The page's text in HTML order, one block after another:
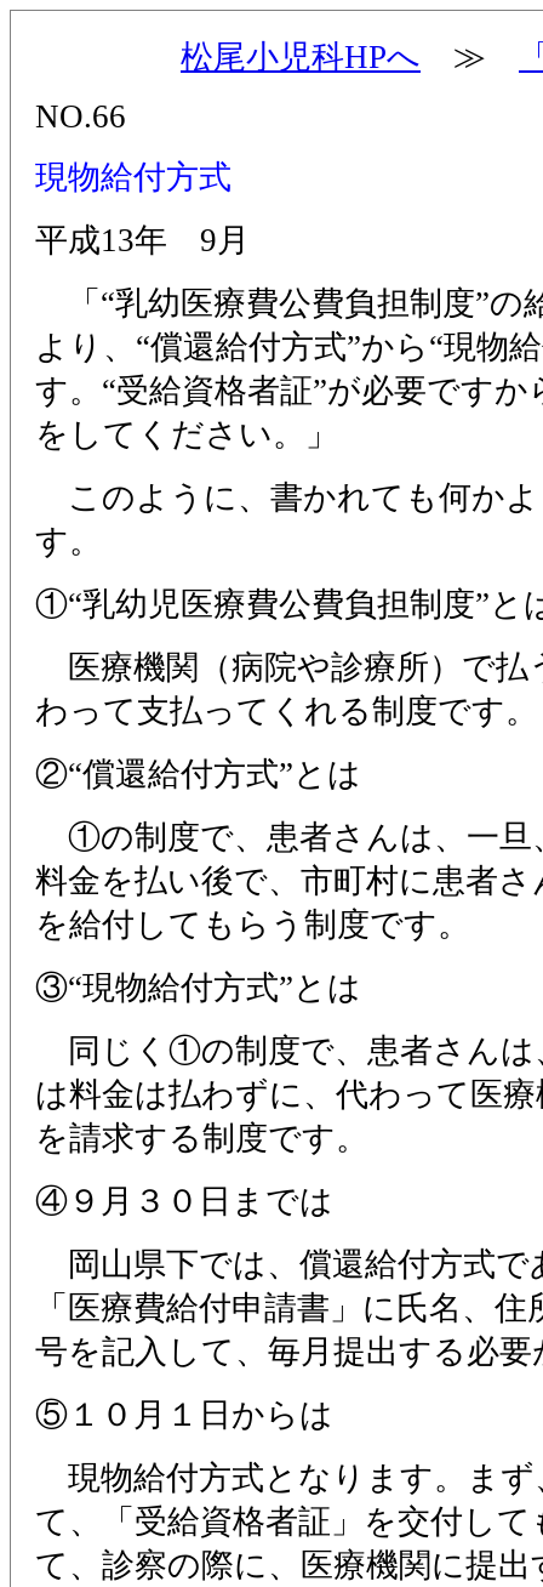
松尾小児科HPへ ≫
NO.66
現物給付方式
平成13年 9月
「“乳幼医療費公費負担制度”の
より、“償還給付方式”から“現物
す。“受給資格者証”が必要です
をしてください。」
このように、書かれても何か
す。
①“乳幼児医療費公費負担制度”と
医療機関（病院や診療所）で払
わって支払ってくれる制度です。
②“償還給付方式”とは
①の制度で、患者さんは、一旦
料金を払い後で、市町村に患者
を給付してもらう制度です。
③“現物給付方式”とは
同じく①の制度で、患者さんは
は料金は払わずに、代わって医
を請求する制度です。
④９月３０日までは
岡山県下では、償還給付方式で
「医療費給付申請書」に氏名、
号を記入して、毎月提出する必
⑤１０月１日からは
現物給付方式となります。まず
て、「受給資格者証」を交付し
て、診察の際に、医療機関に提